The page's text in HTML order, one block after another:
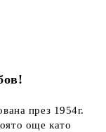
през 1954г.
още като